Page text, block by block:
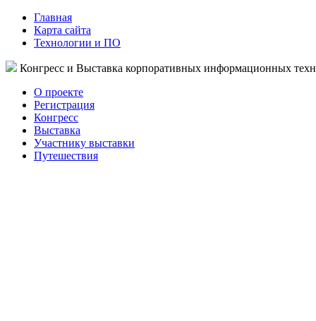
Главная
Карта сайта
Технологии и ПО
Конгресс и Выставка корпоративных информационных
О проекте
Регистрация
Конгресс
Выставка
Участнику выставки
Путешествия